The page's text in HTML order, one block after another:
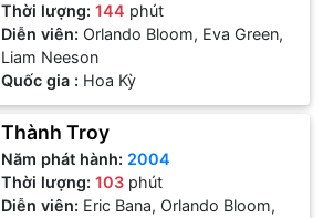
Thời lượng:144 phút
Diễn viên:Orlando Bloom, Eva Green,
Liam Neeson
Quốc gia : Hoa Kỳ
Thành Troy
Năm phát hành: 2004
Thời lượng:103 phút
Diễn viên: Eric Bana, Orlando Bloom,